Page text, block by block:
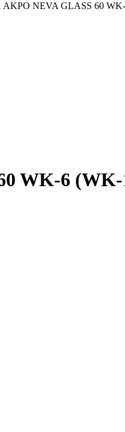
NEVA GLASS 60 WK-
6 (WK-